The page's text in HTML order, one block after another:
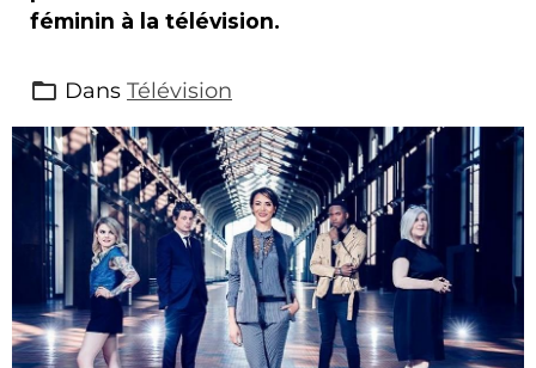
féminin à la télévision.
Dans Télévision